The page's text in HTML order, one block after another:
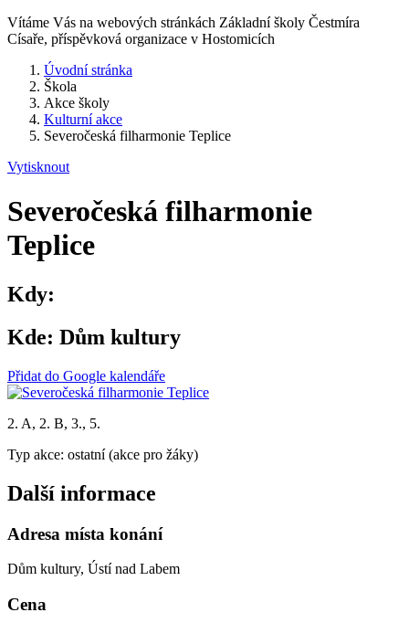
Vítáme Vás na webových stránkách Základní školy Čestmíra
Císaře, příspěvková organizace v Hostomicích
Úvodní stránka
Škola
Akce školy
Kulturní akce
Severočeská filharmonie Teplice
Vytisknout
Severočeská filharmonie
Teplice
Kdy:
Kde: Dům kultury
Přidat do Google kalendáře
2. A, 2. B, 3., 5.
Typ akce: ostatní (akce pro žáky)
Další informace
Adresa místa konání
Dům kultury, Ústí nad Labem
Cena